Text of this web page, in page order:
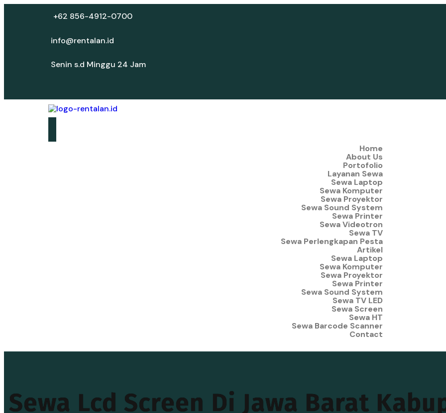
+62 856-4912-0700
info@rentalan.id
Senin s.d Minggu 24 Jam
Home
About Us
Portofolio
Layanan Sewa
Sewa Laptop
Sewa Komputer
Sewa Proyektor
Sewa Sound System
Sewa Printer
Sewa Videotron
Sewa TV
Sewa Perlengkapan Pesta
Artikel
Sewa Laptop
Sewa Komputer
Sewa Proyektor
Sewa Printer
Sewa Sound System
Sewa TV LED
Sewa Screen
Sewa HT
Sewa Barcode Scanner
Contact
Sewa Lcd Screen Di Jawa Barat